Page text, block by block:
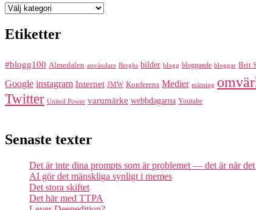
Kategorier
Etiketter
#blogg100 Almedalen användare Berghs bilder blogg bloggande bloggar Brit
Google instagram Internet JMW Konferens Medier mätning
Twitter United Power varumärke webbdagarna Youtube
Senaste texter
Det är inte dina prompts som är problemet — det är när
AI gör det mänskliga synligt i memes
Det stora skiftet
Det här med TTPA